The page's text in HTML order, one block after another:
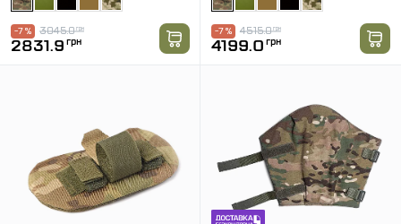
3045.0грн
-7 %
2831.9 грн
4515.0грн
-7 %
4199.0 грн